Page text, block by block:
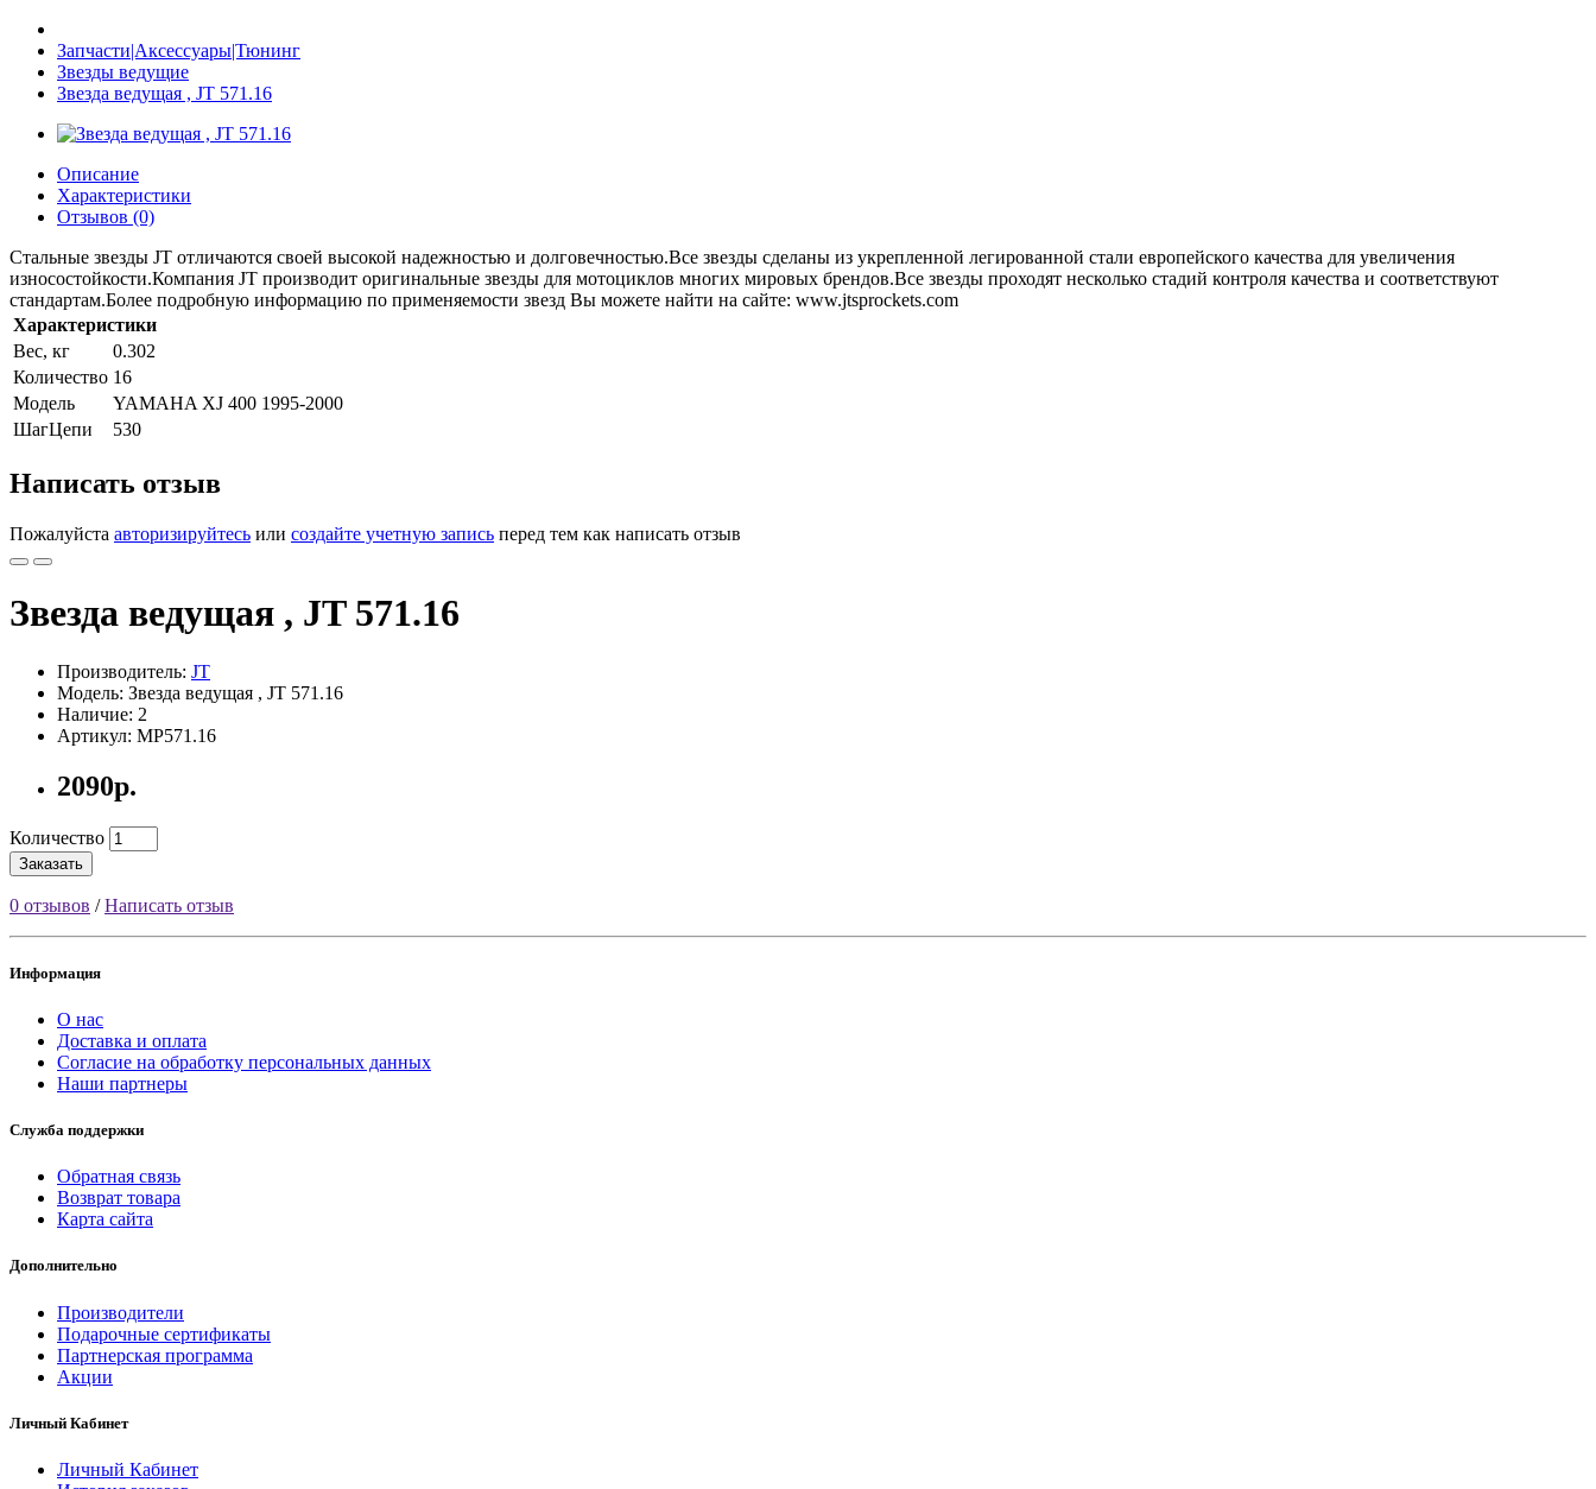
Запчасти|Аксессуары|Тюнинг
Звезды ведущие
Звезда ведущая , JT 571.16
Описание
Характеристики
Отзывов (0)
Стальные звезды JT отличаются своей высокой надежностью и долговечностью.Все звезды сделаны из укрепленной легированной стали европейского качества для увеличения
износостойкости.Компания JT производит оригинальные звезды для мотоциклов многих мировых брендов.Все звезды проходят несколько стадий контроля качества и соответствуют
стандартам.Более подробную информацию по применяемости звезд Вы можете найти на сайте: www.jtsprockets.com
Характеристики
Вес, кг
0.302
Количество 16
Модель
YAMAHA XJ 400 1995-2000
ШагЦепи
530
Написать отзыв
Пожалуйста авторизируйтесь или создайте учетную запись перед тем как написать отзыв
Звезда ведущая , JT 571.16
Производитель: JT
Модель: Звезда ведущая , JT 571.16
Наличие: 2
Артикул: MP571.16
2090р.
Количество
Заказать
0 отзывов /Написать отзыв
Информация
О нас
Доставка и оплата
Согласие на обработку персональных данных
Наши партнеры
Служба поддержки
Обратная связь
Возврат товара
Карта сайта
Дополнительно
Производители
Подарочные сертификаты
Партнерская программа
Акции
Личный Кабинет
Личный Кабинет